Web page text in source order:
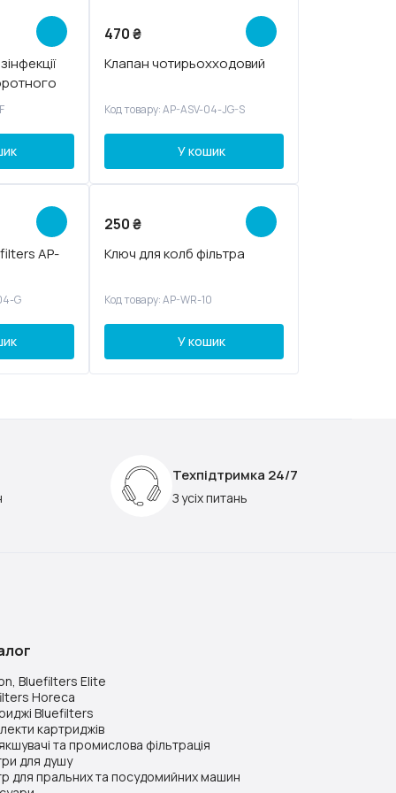
470₴
Клапан чотирьохходовий
Код товару: AP-ASV-04-JG-S
У кошик
AP-
G
250₴
Ключ для колб фільтра
Код товару: AP-WR-10
У кошик
Техпідтримка 24/7
З усіх питань
Bluefilters Elite
Horeca
Bluefilters
картриджів
та промислова фільтрація
для душу
для пральних та посудомийних машин